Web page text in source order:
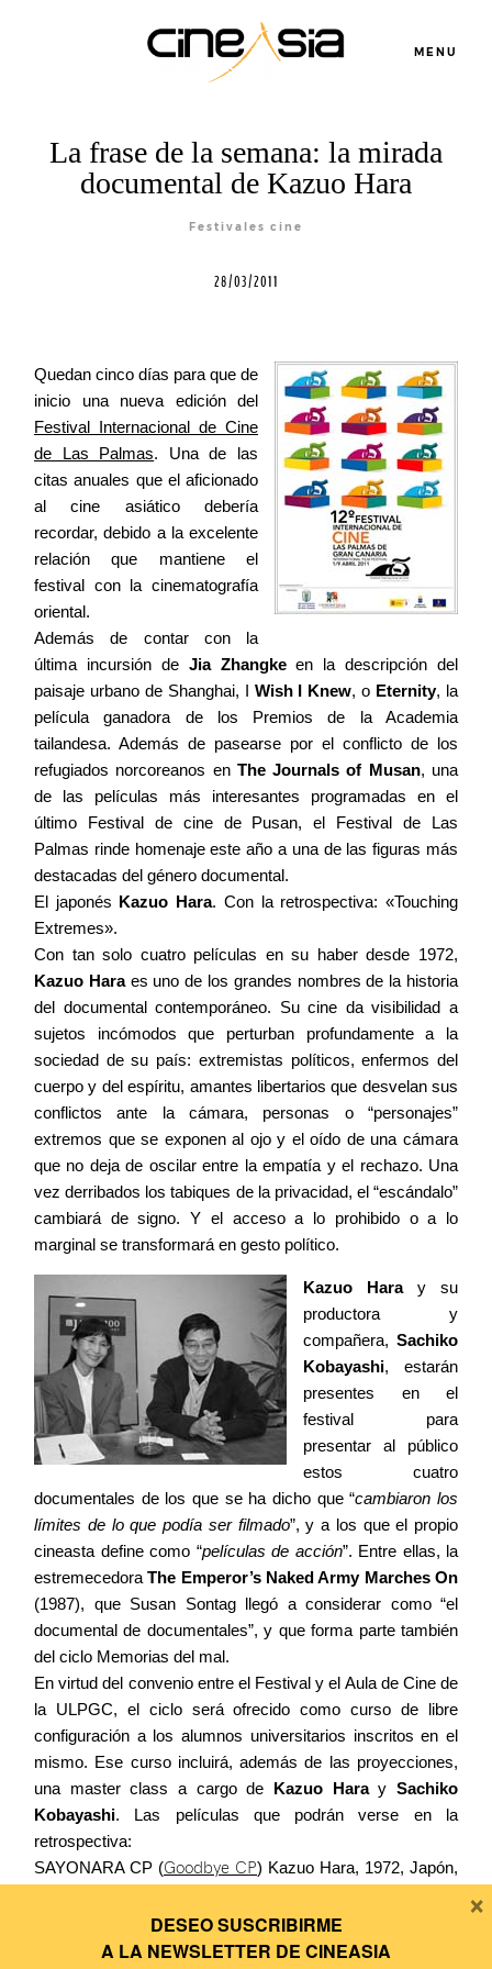
MENU
La frase de la semana: la mirada
documental de Kazuo Hara
Festivales cine
28/03/2011
Quedan cinco días para que de
inicio una nueva edición del
Festival Internacional de Cine
de Las Palmas. Una de las
citas anuales que el aficionado
al cine asiático debería
recordar, debido a la excelente
relación que mantiene el
festival con la cinematografía
oriental.
Además de contar con la
última incursión de Jia Zhangkeen la descripción del
paisaje urbano de Shanghai, I Wish I Knew, o Eternity, la
película ganadora de los Premios de la Academia
tailandesa. Además de pasearse por el conflicto de los
refugiados norcoreanos en The Journals of Musan, una
de las películas más interesantes programadas en el
último Festival de cine de Pusan, el Festival de Las
Palmas rinde homenaje este año a una de las figuras más
destacadas del género documental.
El japonés Kazuo Hara. Con la retrospectiva: «Touching
Extremes».
Con tan solo cuatro películas en su haber desde 1972,
Kazuo Haraes uno de los grandes nombres de la historia
del documental contemporáneo. Su cine da visibilidad a
sujetos incómodos que perturban profundamente a la
sociedad de su país: extremistas políticos, enfermos del
cuerpo y del espíritu, amantes libertarios que desvelan sus
conflictos ante la cámara, personas o “personajes”
extremos que se exponen al ojo y el oído de una cámara
que no deja de oscilar entre la empatía y el rechazo. Una
vez derribados los tabiques de la privacidad, el “escándalo”
cambiará de signo. Y el acceso a lo prohibido o a lo
marginal se transformará en gesto político.
Kazuo Haray su
productora y
compañera, Sachiko
Kobayashi, estarán
presentes en el
festival para
presentar al público
estos cuatro
documentales de los que se ha dicho que “cambiaron los
límites de lo que podía ser filmado”, y a los que el propio
cineasta define como “películas de acción”. Entre ellas, la
estremecedoraThe Emperor’s Naked Army Marches On
(1987), que Susan Sontag llegó a considerar como “el
documental de documentales”, y que forma parte también
del ciclo Memorias del mal.
En virtud del convenio entre el Festival y el Aula de Cine de
la ULPGC, el ciclo será ofrecido como curso de libre
configuración a los alumnos universitarios inscritos en el
mismo. Ese curso incluirá, además de las proyecciones,
una master class a cargo de Kazuo HaraySachiko
Kobayashi. Las películas que podrán verse en la
retrospectiva:
SAYONARA CP (Goodbye CP) Kazuo Hara, 1972, Japón,
GOKUSHITEKI EROS: KOIUTA 1974 (Extreme Private
Eros: Love Song 1974) Kazuo Hara, 1974, 98′
Servicios
Blog
Agenda
Contacto
©2026 COPYRIGHT FLOTHEMES
DESEO SUSCRIBIRME
A LA NEWSLETTER DE CINEASIA
×